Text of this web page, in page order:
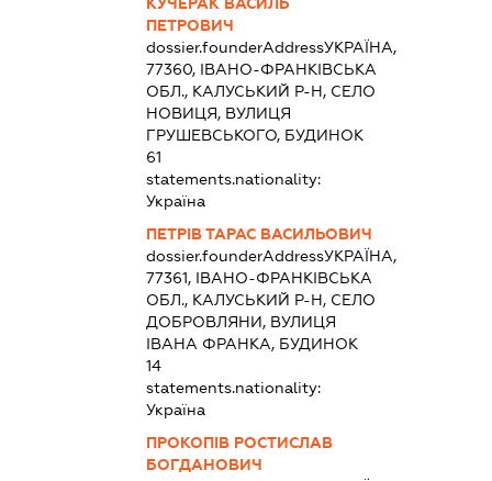
ПЕТРОВИЧ
dossier.founderAddressУКРАЇНА,
77360, ІВАНО-ФРАНКІВСЬКА
ОБЛ., КАЛУСЬКИЙ Р-Н, СЕЛО
НОВИЦЯ, ВУЛИЦЯ
ГРУШЕВСЬКОГО, БУДИНОК
61
statements.nationality:
Україна
ПЕТРІВ ТАРАС ВАСИЛЬОВИЧ
dossier.founderAddressУКРАЇНА,
77361, ІВАНО-ФРАНКІВСЬКА
ОБЛ., КАЛУСЬКИЙ Р-Н, СЕЛО
ДОБРОВЛЯНИ, ВУЛИЦЯ
ІВАНА ФРАНКА, БУДИНОК
14
statements.nationality:
Україна
ПРОКОПІВ РОСТИСЛАВ
БОГДАНОВИЧ